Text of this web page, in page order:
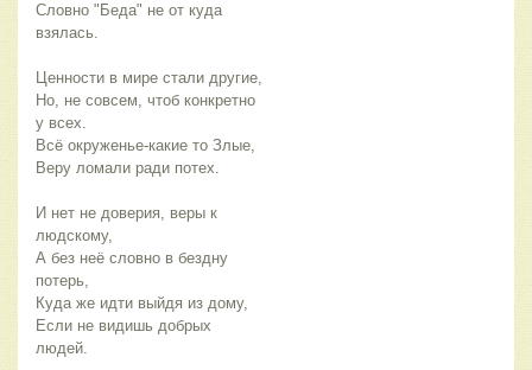
Словно "Беда" не от куда
взялась.
Ценности в мире стали другие,
Но, не совсем, чтоб конкретно
у всех.
Всё окруженье-какие то Злые,
Веру ломали ради потех.
И нет не доверия, веры к
людскому,
А без неё словно в бездну
потерь,
Куда же идти выйдя из дому,
Если не видишь добрых
людей.